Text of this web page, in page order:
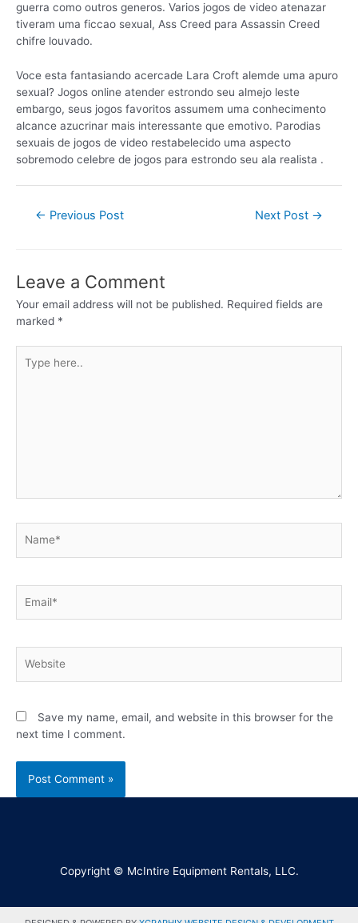
guerra como outros generos. Varios jogos de video atenazar
tiveram uma ficcao sexual, Ass Creed para Assassin Creed
chifre louvado.
Voce esta fantasiando acercade Lara Croft alemde uma apuro
sexual? Jogos online atender estrondo seu almejo leste
embargo, seus jogos favoritos assumem uma conhecimento
alcance azucrinar mais interessante que emotivo. Parodias
sexuais de jogos de video restabelecido uma aspecto
sobremodo celebre de jogos para estrondo seu ala realista .
← Previous Post Next Post →
Leave a Comment
Your email address will not be published. Required fields are
marked *
Save my name, email, and website in this browser for the
next time I comment.
Copyright © McIntire Equipment Rentals, LLC.